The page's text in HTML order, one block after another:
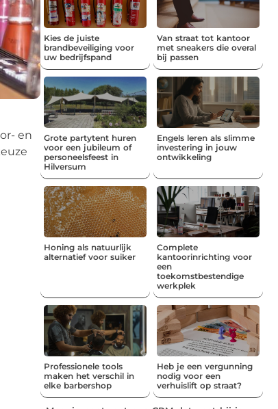
en
Kies de juiste
brandbeveiliging voor
uw bedrijfspand
Van straat tot kantoor
met sneakers die overal
bij passen
Grote partytent huren
voor een jubileum of
personeelsfeest in
Hilversum
Engels leren als slimme
investering in jouw
ontwikkeling
Honing als natuurlijk
alternatief voor suiker
Complete
kantoorinrichting voor
een
toekomstbestendige
werkplek
Professionele tools
maken het verschil in
elke barbershop
Heb je een vergunning
nodig voor een
verhuislift op straat?